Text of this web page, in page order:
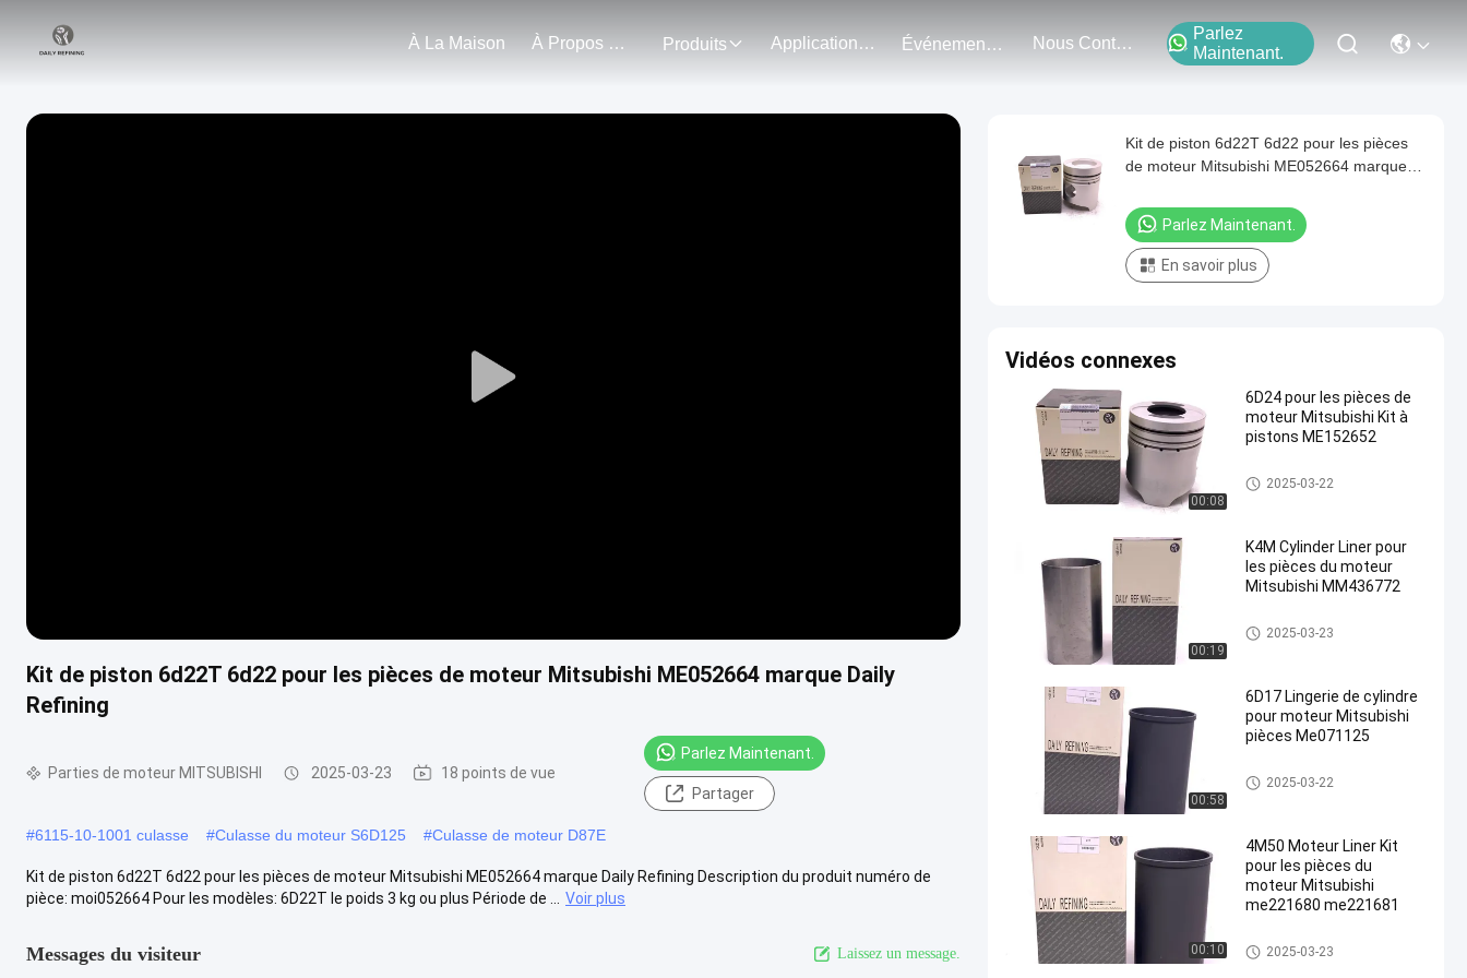
À La Maison À Propos De Nous Produits Application Du Projet Événements Nous Contacter
Parlez
Maintenant.
Play
Kit de piston 6d22T 6d22 pour les pièces de moteur Mitsubishi ME052664 marque Daily
Refining
Parties de moteur MITSUBISHI 2025-03-23 18 points de vue
Parlez Maintenant.
Partager
#6115-10-1001 culasse #Culasse du moteur S6D125 #Culasse de moteur D87E
Kit de piston 6d22T 6d22 pour les pièces de moteur Mitsubishi ME052664 marque Daily Refining Description du produit numéro de
pièce: moi052664 Pour les modèles: 6D22T le poids 3 kg ou plus Période de ...
Voir plus
Messages du visiteur Laissez un message.
Kit de piston 6d22T 6d22 pour les pièces
de moteur Mitsubishi ME052664 marque
Parlez Maintenant.
En savoir plus
Vidéos connexes
00:08
6D24 pour les pièces de
moteur Mitsubishi Kit à
pistons ME152652
Parties de moteur MITSUBISHI
2025-03-22
00:19
K4M Cylinder Liner pour
les pièces du moteur
Mitsubishi MM436772
Parties de moteur MITSUBISHI
2025-03-23
00:58
6D17 Lingerie de cylindre
pour moteur Mitsubishi
pièces Me071125
Parties de moteur MITSUBISHI
2025-03-22
00:10
4M50 Moteur Liner Kit
pour les pièces du
moteur Mitsubishi
me221680 me221681
Parties de moteur MITSUBISHI
2025-03-23